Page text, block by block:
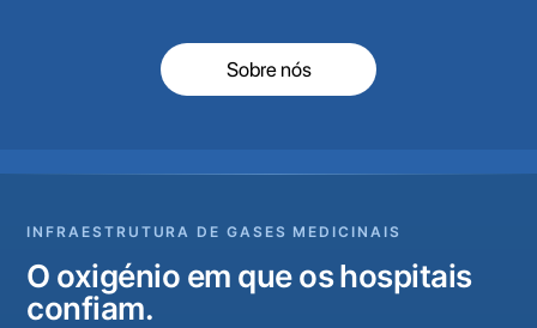
Sobre nós
INFRAESTRUTURA DE GASES MEDICINAIS
O oxigénio em que os hospitais
confiam.